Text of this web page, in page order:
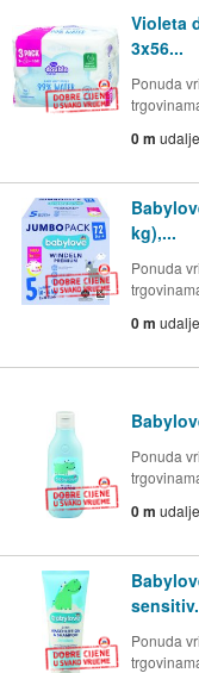
Violeta
3x56...
Ponuda
0 m
kg),...
Ponuda
0 m
Ponuda
0 m
Ponuda